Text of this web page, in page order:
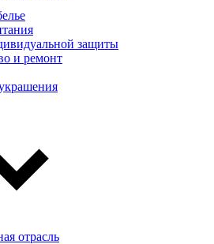
защиты
и ремонт
отрасль